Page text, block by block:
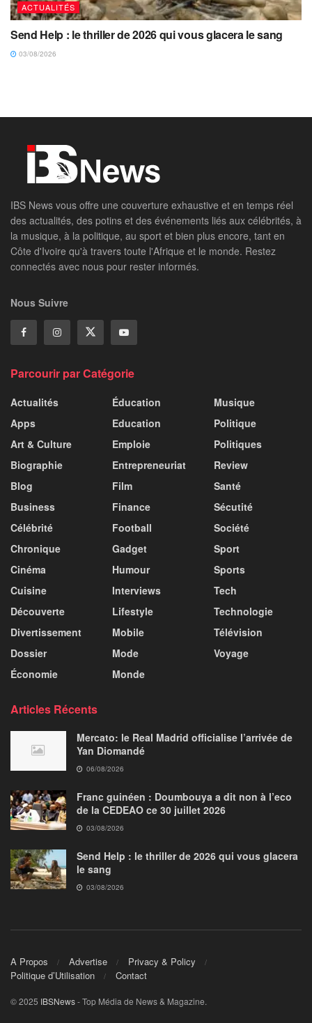
ACTUALITÉS
Send Help : le thriller de 2026 qui vous glacera le sang
03/08/2026
IBS News vous offre une couverture exhaustive et en temps réel
des actualités, des potins et des événements liés aux célébrités, à
la musique, à la politique, au sport et bien plus encore, tant en
Côte d'Ivoire qu'à travers toute l'Afrique et le monde. Restez
connectés avec nous pour rester informés.
Nous Suivre
Parcourir par Catégorie
Actualités
Apps
Art & Culture
Biographie
Blog
Business
Célébrité
Chronique
Cinéma
Cuisine
Découverte
Divertissement
Dossier
Économie
Éducation
Education
Emploie
Entrepreneuriat
Film
Finance
Football
Gadget
Humour
Interviews
Lifestyle
Mobile
Mode
Monde
Musique
Politique
Politiques
Review
Santé
Sécutité
Société
Sport
Sports
Tech
Technologie
Télévision
Voyage
Articles Récents
Mercato: le Real Madrid officialise l’arrivée de
Yan Diomandé
06/08/2026
Franc guinéen : Doumbouya a dit non à l’eco
de la CEDEAO ce 30 juillet 2026
03/08/2026
Send Help : le thriller de 2026 qui vous glacera
le sang
03/08/2026
A Propos Advertise
Privacy & Policy
Politique d’Utilisation
Contact
© 2025 IBSNews- Top Média de News & Magazine.